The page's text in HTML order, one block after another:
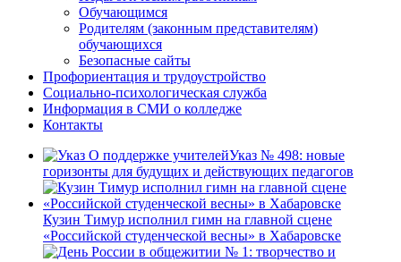
Обучающимся
Родителям (законным представителям)
обучающихся
Безопасные сайты
Профориентация и трудоустройство
Социально-психологическая служба
Информация в СМИ о колледже
Контакты
Указ № 498: новые
горизонты для будущих и действующих педагогов
Кузин Тимур исполнил гимн на главной сцене
«Российской студенческой весны» в Хабаровске